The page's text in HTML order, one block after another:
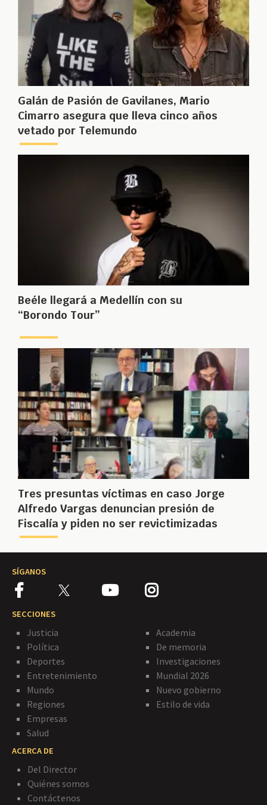
Galán de Pasión de Gavilanes, Mario
Cimarro asegura que lleva cinco años
vetado por Telemundo
Beéle llegará a Medellín con su
“Borondo Tour”
Tres presuntas víctimas en caso Jorge
Alfredo Vargas denuncian presión de
Fiscalía y piden no ser revictimizadas
SÍGANOS
SECCIONES
Justicia
Política
Deportes
Entretenimiento
Mundo
Regiones
Empresas
Salud
Academia
De memoria
Investigaciones
Mundial 2026
Nuevo gobierno
Estilo de vida
ACERCA DE
Del Director
Quiénes somos
Contáctenos